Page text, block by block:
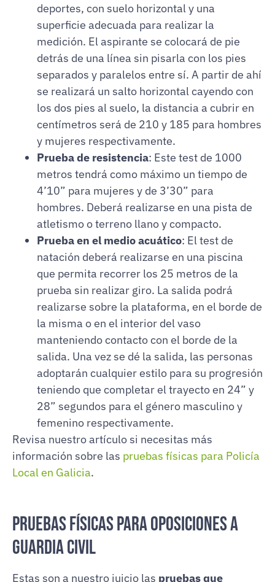
deportes, con suelo horizontal y una
superficie adecuada para realizar la
medición. El aspirante se colocará de pie
detrás de una línea sin pisarla con los pies
separados y paralelos entre sí. A partir de ahí
se realizará un salto horizontal cayendo con
los dos pies al suelo, la distancia a cubrir en
centímetros será de 210 y 185 para hombres
y mujeres respectivamente.
Prueba de resistencia: Este test de 1000
metros tendrá como máximo un tiempo de
4’10” para mujeres y de 3’30” para
hombres. Deberá realizarse en una pista de
atletismo o terreno llano y compacto.
Prueba en el medio acuático: El test de
natación deberá realizarse en una piscina
que permita recorrer los 25 metros de la
prueba sin realizar giro. La salida podrá
realizarse sobre la plataforma, en el borde de
la misma o en el interior del vaso
manteniendo contacto con el borde de la
salida. Una vez se dé la salida, las personas
adoptarán cualquier estilo para su progresión
teniendo que completar el trayecto en 24” y
28” segundos para el género masculino y
femenino respectivamente.
Revisa nuestro artículo si necesitas más
información sobre las pruebas físicas para Policía
Local en Galicia.
Pruebas físicas para Oposiciones a
Guardia Civil
Estas son a nuestro juicio las pruebas que